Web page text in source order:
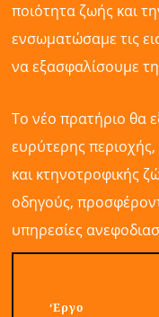
ποιότητα ζωής και
ενσωματώσαμε τις
να εξασφαλίσουμε
Το νέο πρατήριο θα
ευρύτερης περιοχής,
και κτηνοτροφικής
οδηγούς,
υπηρεσίες
‘Εργο